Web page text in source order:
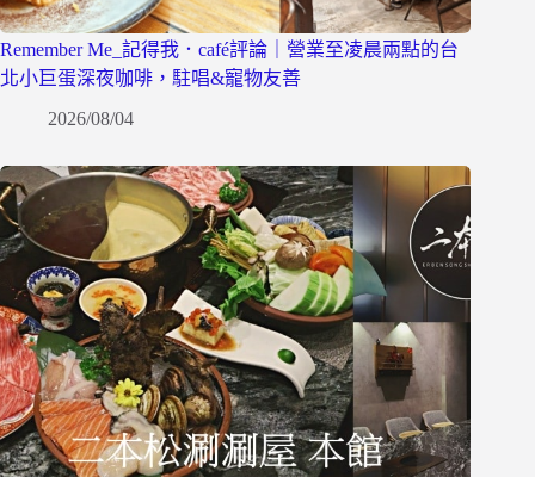
Remember Me_記得我．café評論｜營業至凌晨兩點的台
北小巨蛋深夜咖啡，駐唱&寵物友善
2026/08/04